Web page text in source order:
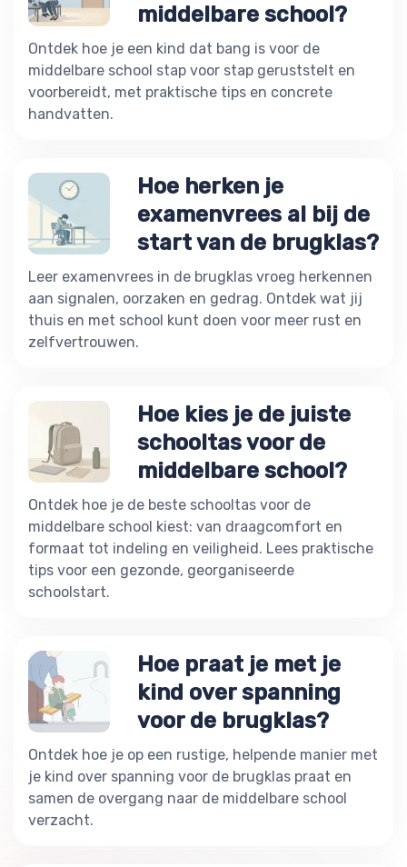
middelbare school?
Ontdek hoe je een kind dat bang is voor de
middelbare school stap voor stap geruststelt en
voorbereidt, met praktische tips en concrete
handvatten.
Hoe herken je
examenvrees al bij de
start van de brugklas?
Leer examenvrees in de brugklas vroeg herkennen
aan signalen, oorzaken en gedrag. Ontdek wat jij
thuis en met school kunt doen voor meer rust en
zelfvertrouwen.
Hoe kies je de juiste
schooltas voor de
middelbare school?
Ontdek hoe je de beste schooltas voor de
middelbare school kiest: van draagcomfort en
formaat tot indeling en veiligheid. Lees praktische
tips voor een gezonde, georganiseerde
schoolstart.
Hoe praat je met je
kind over spanning
voor de brugklas?
Ontdek hoe je op een rustige, helpende manier met
je kind over spanning voor de brugklas praat en
samen de overgang naar de middelbare school
verzacht.